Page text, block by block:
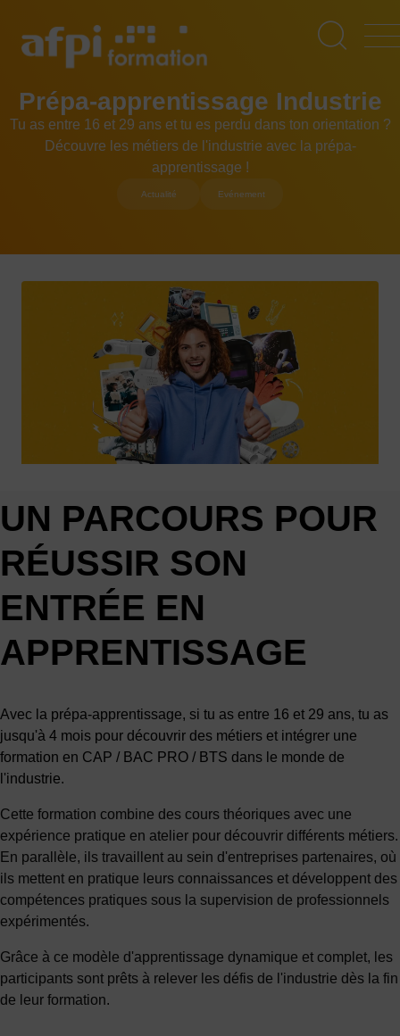
contenu
Actualité Evénement
Prépa-apprentissage Industrie
Tu as entre 16 et 29 ans et tu es perdu dans ton orientation ?
Découvre les métiers de l'industrie avec la prépa-
apprentissage !
UN PARCOURS POUR
RÉUSSIR SON
ENTRÉE EN
APPRENTISSAGE
Avec la prépa-apprentissage, si tu as entre 16 et 29 ans, tu as
jusqu'à 4 mois pour découvrir des métiers et intégrer une
formation en CAP / BAC PRO / BTS dans le monde de
l'industrie.
Cette formation combine des cours théoriques avec une
expérience pratique en atelier pour découvrir différents métiers.
En parallèle, ils travaillent au sein d'entreprises partenaires, où
ils mettent en pratique leurs connaissances et développent des
compétences pratiques sous la supervision de professionnels
expérimentés.
Grâce à ce modèle d'apprentissage dynamique et complet, les
participants sont prêts à relever les défis de l'industrie dès la fin
de leur formation.